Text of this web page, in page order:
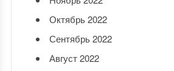
Октябрь 2022
Сентябрь 2022
Август 2022